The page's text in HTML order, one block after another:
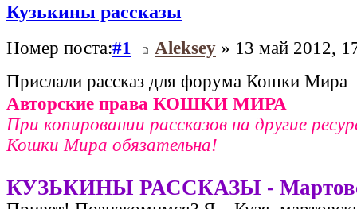
Кузькины рассказы
Номер поста:#1 Aleksey » 13 май 2012,
Прислали рассказ для форума Кошки Мира
Авторские права КОШКИ МИРА
При копировании рассказов на другие
Кошки Мира обязательна!
КУЗЬКИНЫ РАССКАЗЫ -